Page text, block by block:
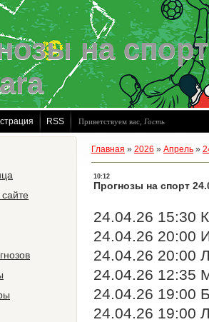
на
RSS Приветствуем вас Гость
Главная » 2026 » Апрель »
10:12
Прогнозы на спорт
24.04.26 15:30
24.04.26 20:00
24.04.26 20:00
24.04.26 12:35
24.04.26 19:00
24.04.26 19:00